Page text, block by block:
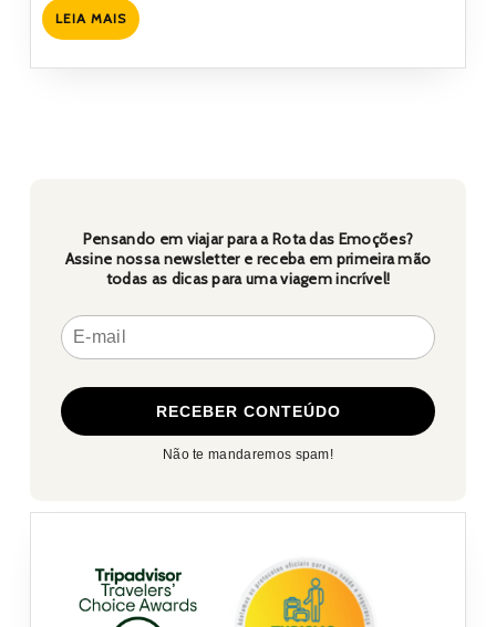
em
LEIA MAISLEIA
MAIS
Pensando em viajar para a Rota das Emoções?
Assine nossa newsletter e receba em primeira mão
todas as dicas para uma viagem incrível!
Não te mandaremos spam!